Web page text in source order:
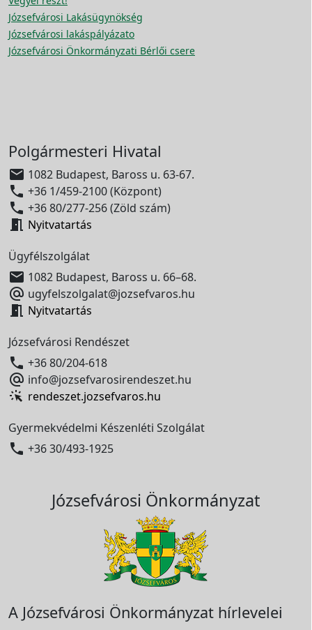
Józsefvárosi Lakásügynökség
Józsefvárosi lakáspályázato
Józsefvárosi Önkormányzati Bérlői csere
Polgármesteri Hivatal
 1082 Budapest, Baross u. 63-67.
 +36 1/459-2100 (Központ)
 +36 80/277-256 (Zöld szám)
 Nyitvatartás
Ügyfélszolgálat
 1082 Budapest, Baross u. 66–68.
 ugyfelszolgalat@jozsefvaros.hu
 Nyitvatartás
Józsefvárosi Rendészet
 +36 80/204-618
 info@jozsefvarosirendeszet.hu
rendeszet.jozsefvaros.hu
Gyermekvédelmi Készenléti Szolgálat
 +36 30/493-1925
Józsefvárosi Önkormányzat
A Józsefvárosi Önkormányzat hírlevelei